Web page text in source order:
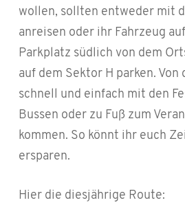
wollen, sollten entweder mit
anreisen oder ihr Fahrzeug
Parkplatz südlich von dem
auf dem Sektor H parken. Von
schnell und einfach mit den
Bussen oder zu Fuß zum
kommen. So könnt ihr euch
ersparen.
Hier die diesjährige Route: